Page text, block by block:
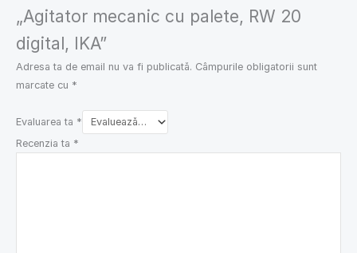
„Agitator mecanic cu palete, RW 20
digital, IKA”
Adresa ta de email nu va fi publicată. Câmpurile obligatorii sunt
marcate cu *
Evaluarea ta *
Recenzia ta *